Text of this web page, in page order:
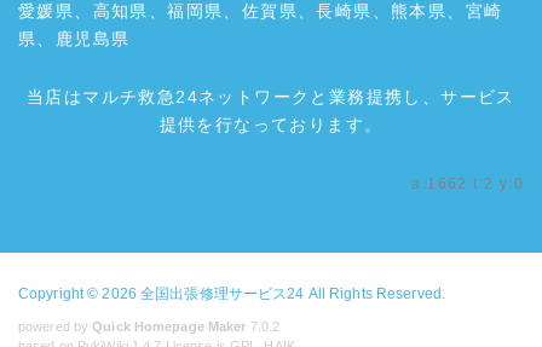
愛媛県、高知県、福岡県、佐賀県、長崎県、熊本県、宮崎
県、鹿児島県
当店はマルチ救急24ネットワークと業務提携し、サービス
提供を行なっております。
a:1662 t:2 y:0
Copyright © 2026全国出張修理サービス24 All Rights Reserved.
powered byQuick Homepage Maker 7.0.2